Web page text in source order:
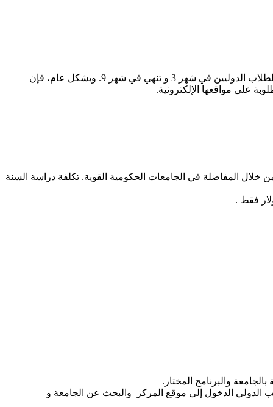
تختلف مواعيد التسجيل في الجامعات التركية بين الجامعات والبرامج الدراسية. ومع ذلك، فإن معظم الجامعات التركية تبدأ عملية التسجيل للطلاب الدوليين في شهر 3 و تنهي في شهر 9. وبشكل عام، فإن
على مواقعها الإلكترونية.
خلال المفاضلة في الجامعات الحكومية القوية. تكلفة دراسة السنة
والبرنامج المختار.
الدولي الدخول إلى موقع المركز والبحث عن الجامعة و